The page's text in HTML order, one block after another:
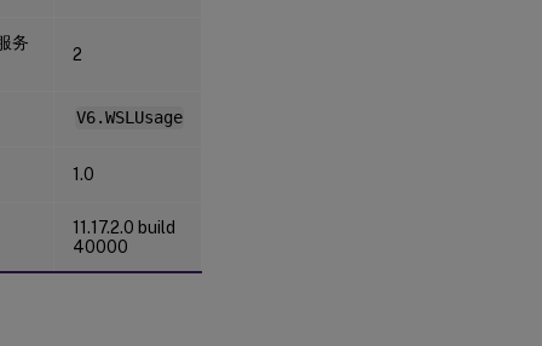
务
2
V6.WSLUsage
1.0
11.17.2.0 build
40000